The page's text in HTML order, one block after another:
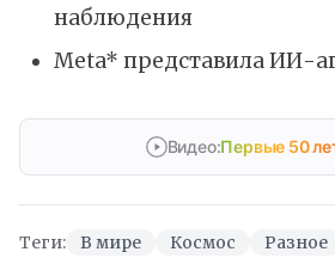
наблюдения
Meta* представила ИИ-
Видео:Первые 50
Теги: В мире Космос Разное